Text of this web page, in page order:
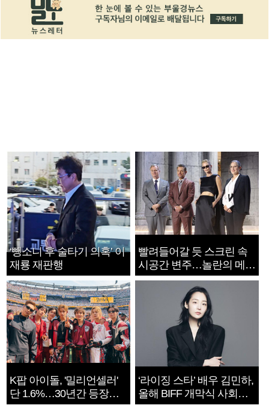
‘뺑소니 후 술타기 의혹’ 이
재룡 재판행
빨려들어갈 듯 스크린 속
시공간 변주…놀란의 메시
지는 ‘전쟁 속죄’
K팝 아이돌, '밀리언셀러'
단 1.6%…30년간 등장
1182개팀 전수조사
‘라이징 스타’ 배우 김민하,
올해 BIFF 개막식 사회자
확정